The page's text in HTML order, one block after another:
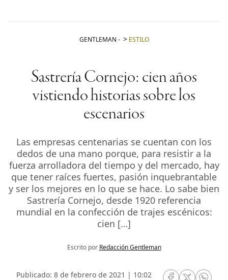
GENTLEMAN - ESTILO
Sastrería Cornejo: cien años
vistiendo historias sobre los
escenarios
Las empresas centenarias se cuentan con los
dedos de una mano porque, para resistir a la
fuerza arrolladora del tiempo y del mercado, hay
que tener raíces fuertes, pasión inquebrantable
y ser los mejores en lo que se hace. Lo sabe bien
Sastrería Cornejo, desde 1920 referencia
mundial en la confección de trajes escénicos:
cien […]
Escrito por Redacción Gentleman
Publicado: 8 de febrero de 2021 | 10:02